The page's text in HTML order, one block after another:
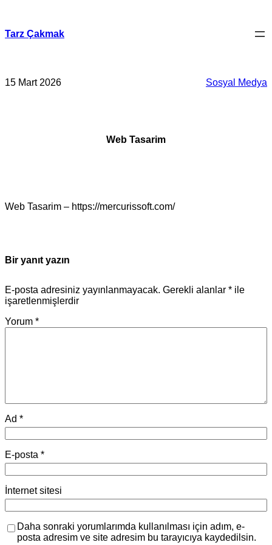
Tarz Çakmak
15 Mart 2026 Sosyal Medya
Web Tasarim
Web Tasarim – https://mercurissoft.com/
Bir yanıt yazın
E-posta adresiniz yayınlanmayacak. Gerekli alanlar * ile
işaretlenmişlerdir
Yorum *
Ad *
E-posta *
İnternet sitesi
Daha sonraki yorumlarımda kullanılması için adım, e-
posta adresim ve site adresim bu tarayıcıya kaydedilsin.